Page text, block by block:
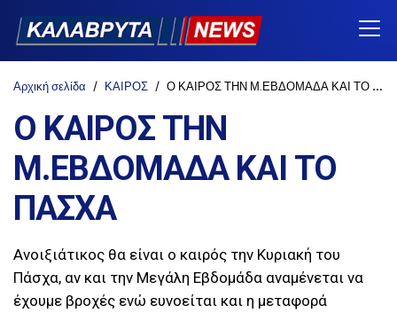
Αρχική σελίδα ΚΑΙΡΟΣ Ο ΚΑΙΡΟΣ ΤΗΝ Μ.ΕΒΔΟΜΑΔΑ ΚΑΙ ΤΟ ΠΑΣΧΑ
Ο ΚΑΙΡΟΣ ΤΗΝ
Μ.ΕΒΔΟΜΑΔΑ ΚΑΙ ΤΟ
ΠΑΣΧΑ
Ανοιξιάτικος θα είναι ο καιρός την Κυριακή του
Πάσχα, αν και την Μεγάλη Εβδομάδα αναμένεται να
έχουμε βροχές ενώ ευνοείται και η μεταφορά